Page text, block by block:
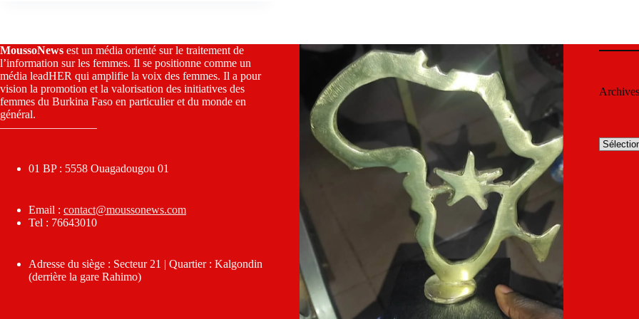
MoussoNews est un média orienté sur le traitement de
l’information sur les femmes. Il se positionne comme un
média leadHER qui amplifie la voix des femmes. Il a pour
vision la promotion et la valorisation des initiatives des
femmes du Burkina Faso en particulier et du monde en
général.
————————–
01 BP : 5558 Ouagadougou 01
Email : contact@moussonews.com
Tel : 76643010
Adresse du siège : Secteur 21 | Quartier : Kalgondin
(derrière la gare Rahimo)
Archives
Archives